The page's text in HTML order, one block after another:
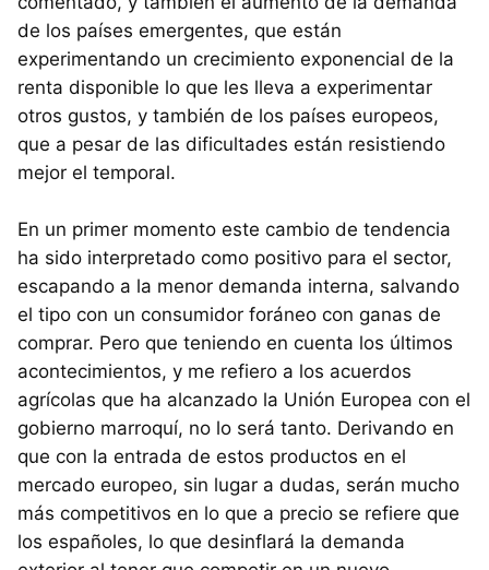
de los países emergentes, que están
experimentando un crecimiento exponencial de la
renta disponible lo que les lleva a experimentar
otros gustos, y también de los países europeos,
que a pesar de las dificultades están resistiendo
mejor el temporal.
En un primer momento este cambio de tendencia
ha sido interpretado como positivo para el sector,
escapando a la menor demanda interna, salvando
el tipo con un consumidor foráneo con ganas de
comprar. Pero que teniendo en cuenta los últimos
acontecimientos, y me refiero a los acuerdos
agrícolas que ha alcanzado la Unión Europea con el
gobierno marroquí, no lo será tanto. Derivando en
que con la entrada de estos productos en el
mercado europeo, sin lugar a dudas, serán mucho
más competitivos en lo que a precio se refiere que
los españoles, lo que desinflará la demanda